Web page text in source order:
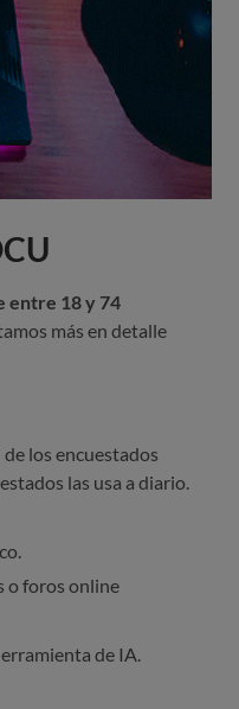
entre 18 y 74
más en detalle
de los encuestados
las usa a diario.
o foros online
de IA.